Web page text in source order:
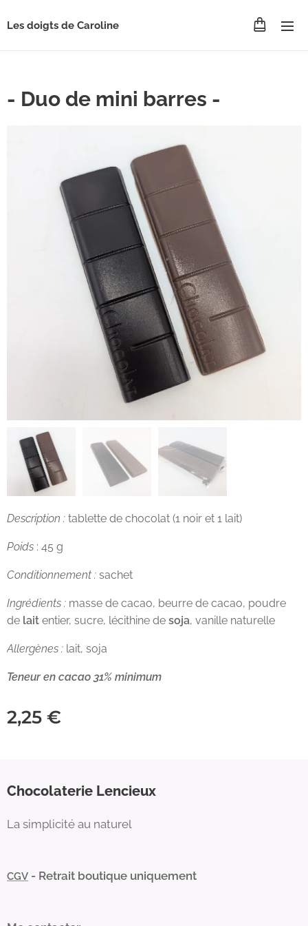
Les doigts de Caroline
- Duo de mini barres -
Description : tablette de chocolat (1 noir et 1 lait)
Poids : 45 g
Conditionnement : sachet
Ingrédients : masse de cacao, beurre de cacao, poudre
de lait entier, sucre, lécithine de soja, vanille naturelle
Allergènes : lait, soja
Teneur en cacao 31% minimum
2,25 €
Chocolaterie Lencieux
La simplicité au naturel
CGV - Retrait boutique uniquement